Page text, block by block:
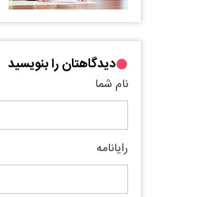
دیدگاهتان را بنویسید
نام شما
رایانامه